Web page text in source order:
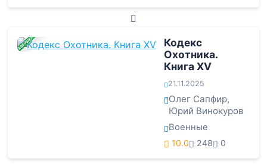
ЗАВЕРШЕНА
Кодекс
Охотника.
Книга XV
21.11.2025
Олег Сапфир,
Юрий Винокуров
Военные
10.0 248 0